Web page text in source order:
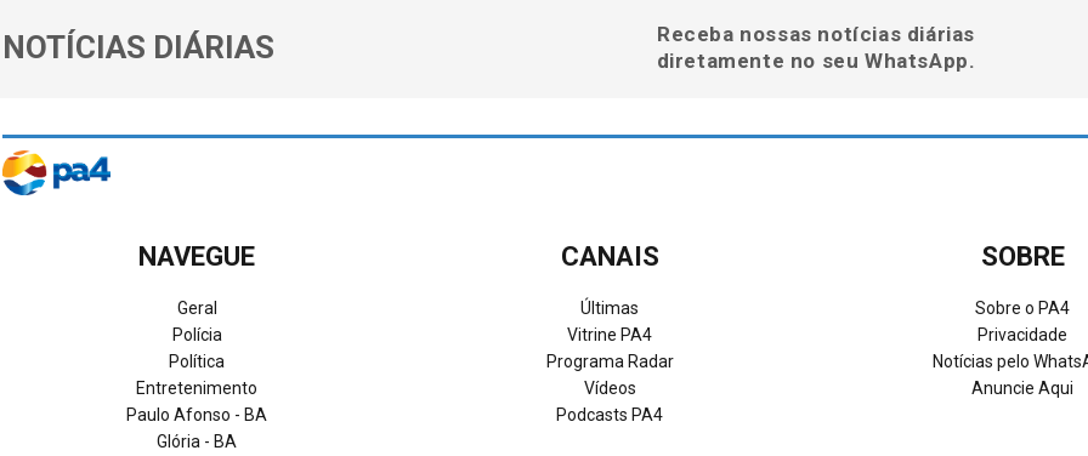
NOTÍCIAS DIÁRIAS
Receba nossas notícias diárias
diretamente no seu WhatsApp.
NAVEGUE
Geral
Polícia
Política
Entretenimento
Paulo Afonso - BA
Glória - BA
CANAIS
Últimas
Vitrine PA4
Programa Radar
Vídeos
Podcasts PA4
SOBRE
Sobre o PA4
Privacidade
Notícias pelo
Anuncie Aqui